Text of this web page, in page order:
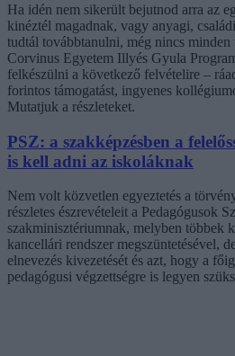
Ha idén nem sikerült bejutnod arra az
kinéztél magadnak, vagy anyagi,
tudtál továbbtanulni, még nincs minden
Corvinus Egyetem Illyés Gyula
felkészülni a következő felvételire –
forintos támogatást, ingyenes
Mutatjuk a részleteket.
PSZ: a szakképzésben a
is kell adni az iskoláknak
Nem volt közvetlen egyeztetés a
részletes észrevételeit a Pedagógusok
szakminisztériumnak, melyben többek
kancellári rendszer megszüntetésével,
elnevezés kivezetését és azt, hogy a
pedagógusi végzettségre is legyen